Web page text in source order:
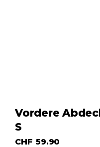
Vordere
S
CHF 59.90